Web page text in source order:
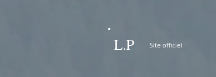
L.P Site officiel